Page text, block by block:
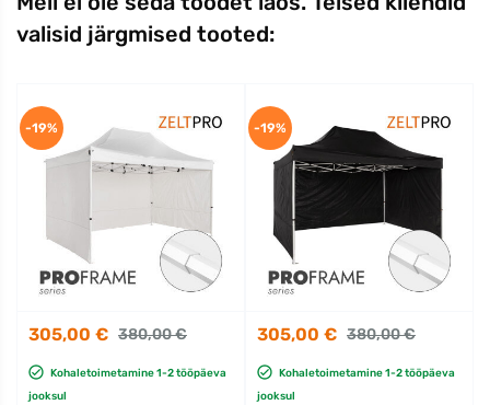
valisid järgmised tooted:
305,00 € 380,00 €
Kohaletoimetamine 1-2 tööpäeva
jooksul
-19%
305,00 € 380,00 €
Kohaletoimetamine 1-2 tööpäeva
jooksul
-19%